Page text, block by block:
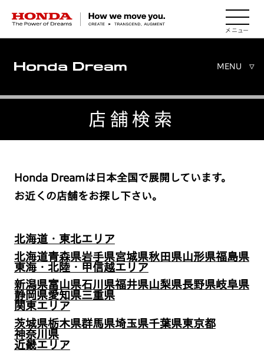
HONDA The Power of Dreams
MENU ▽
店舗検索
Honda Dreamは日本全国で展開しています。
お近くの店舗をお探し下さい。
北海道・東北エリア
北海道青森県岩手県宮城県秋田県山形県福島県
東海・北陸・甲信越エリア
新潟県富山県石川県福井県山梨県長野県岐阜県
静岡県愛知県三重県
関東エリア
茨城県栃木県群馬県埼玉県千葉県東京都
神奈川県
近畿エリア